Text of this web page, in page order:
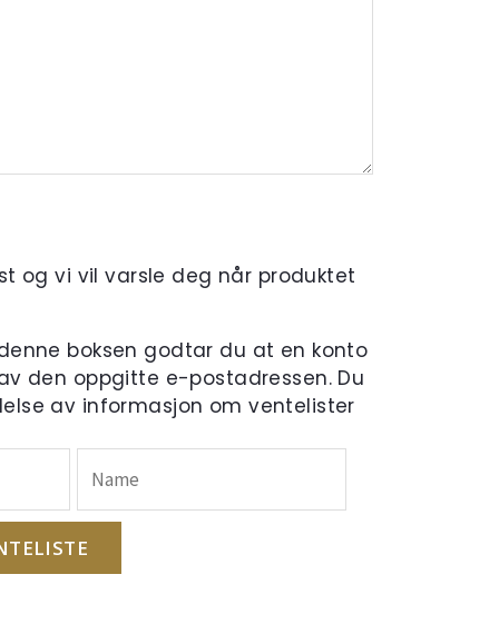
og vi vil varsle deg når produktet
boksen godtar du at en konto
den oppgitte e-postadressen. Du
av informasjon om ventelister